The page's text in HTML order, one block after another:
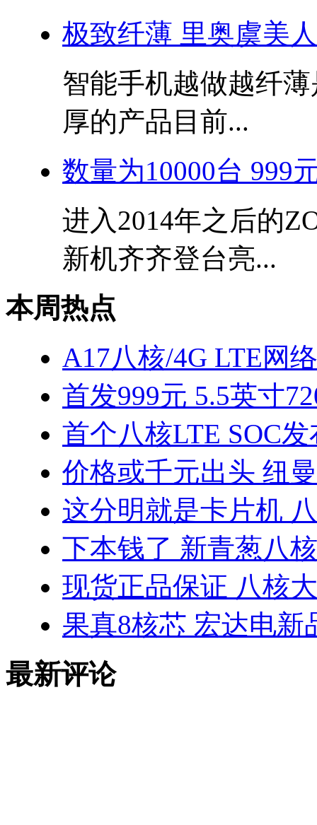
极致纤薄 里奥虞美
智能手机越做越纤
厚的产品目前...
数量为10000台 999
进入2014年之后的
新机齐齐登台亮...
本周热点
A17八核/4G LTE网
首发999元 5.5英寸
首个八核LTE SOC
价格或千元出头 纽
这分明就是卡片机
下本钱了 新青葱八
现货正品保证 八核
果真8核芯 宏达电新
最新评论